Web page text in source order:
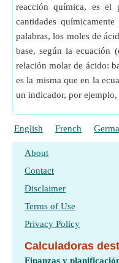
reacción química, es el
cantidades
palabras, los moles de
base, según la ecuación
relación molar de ácido:
es la misma que en la
un indicador, por
English French
About
Contact
Disclaimer
Terms of Use
Privacy Policy
Calculadoras
Finanzas y